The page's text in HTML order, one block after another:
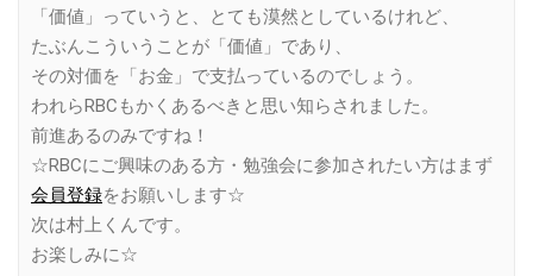
「価値」っていうと、とても漠然としているけれど、
たぶんこういうことが「価値」であり、
その対価を「お金」で支払っているのでしょう。
われらRBCもかくあるべきと思い知らされました。
前進あるのみですね！
☆RBCにご興味のある方・勉強会に参加されたい方はまず
会員登録をお願いします☆
次は村上くんです。
お楽しみに☆